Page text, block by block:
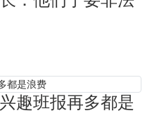
趣班报再多都是